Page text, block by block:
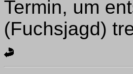
Termin, um
(Fuchsjagd)